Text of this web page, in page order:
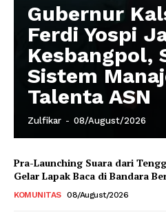
Gubernur
Ferdi Yospi
Kesbangpol,
Sistem
Talenta ASN
Zulfikar - 08/August/2026
Pra-Launching Suara dari
Gelar Lapak Baca di Bandara
KOMUNITAS 08/August/2026